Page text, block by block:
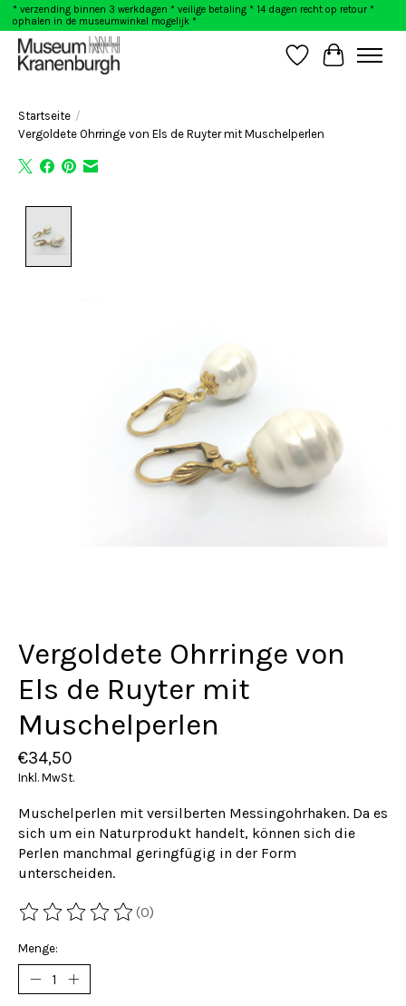
* verzending binnen 3 werkdagen * veilige betaling * 14 dagen recht op retour *
ophalen in de museumwinkel mogelijk *
Wunschzettel
Ihr
Startseite /
Vergoldete Ohrringe von Els de Ruyter mit Muschelperlen
Vergoldete Ohrringe von
Els de Ruyter mit
Muschelperlen
€34,50
Inkl. MwSt.
Muschelperlen mit versilberten Messingohrhaken. Da es
sich um ein Naturprodukt handelt, können sich die
Perlen manchmal geringfügig in der Form
unterscheiden.
Die Bewertung dieses Produkts ist
(0)
Menge: